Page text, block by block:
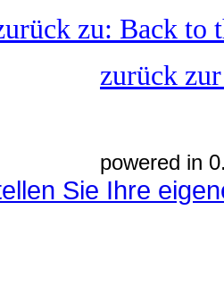
zu: Back to
zurück
powered in
Sie Ihre